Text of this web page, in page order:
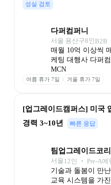
성실 검토
다퍼컴퍼니
서울 용산구8인 B2B
매월 10억 이상씩
케팅 대행사 다퍼
MCN
여름 휴가 7일 겨울 휴가 7일
[업그레이드캠퍼스] 미국
경력 3~10년
빠른 응답
팀업그레이드코
서울12인 ‧ Pre-A에
기술과 돌봄이 만
교육 시스템을 가